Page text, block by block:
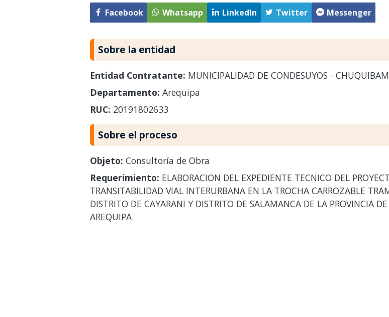
Facebook Whatsapp LinkedIn Twitter Messenger
Sobre la entidad
Entidad Contratante: MUNICIPALIDAD DE CONDESUYOS -
Departamento: Arequipa
RUC: 20191802633
Sobre el proceso
Objeto: Consultoría de Obra
Requerimiento: ELABORACION DEL EXPEDIENTE TECNICO DEL
TRANSITABILIDAD VIAL INTERURBANA EN LA TROCHA CARROZABLE
DISTRITO DE CAYARANI Y DISTRITO DE SALAMANCA DE LA PROVINCIA
AREQUIPA